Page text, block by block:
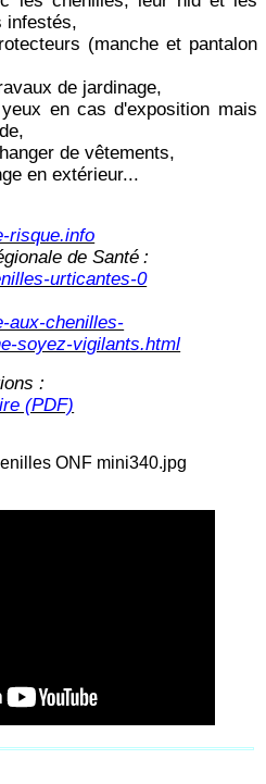
infestés,
(manche et pantalon
de jardinage,
en cas d'exposition mais
de vêtements,
en extérieur...
risque.info
de Santé :
urticantes-0
aux-chenilles-
soyez-vigilants.html
:
(PDF)